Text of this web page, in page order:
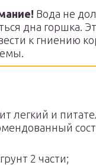
Вода не
дна горшка.
к гниению
легкий и
2 части;